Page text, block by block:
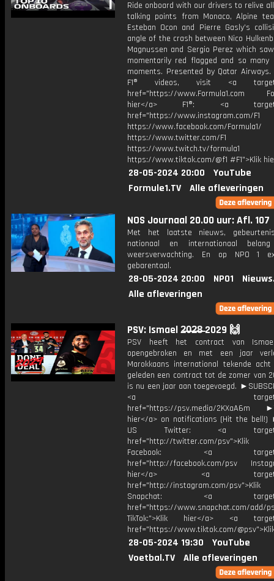
Ride onboard with our drivers to relive
talking points from Monaco, Alpine
Esteban Ocon and Pierre Gasly’s
angle of the crash between Nico
Magnussen and Sergio Perez which
momentarily red flagged and so many
moments. Presented by Qatar
F1® videos, visit <a
href="https://www.Formula1.com
hier</a> F1®: <a
href="https://www.instagram.com/F1
https://www.facebook.com/Formula1/
https://www.twitter.com/F1
https://www.twitch.tv/formula1
https://www.tiktok.com/@f1 #F1">Klik
28-05-2024 20:00
YouTube
Formule1.TV
Alle afleveringen
NOS Journaal 20.00 uur: Afl. 107
Met het laatste nieuws,
nationaal en internationaal
weersverwachting. En op NPO 1
gebarentaal.
28-05-2024 20:00 NPO1
Alle afleveringen
PSV: Ismael 2̶0̶2̶8̶ 2029 🙌
PSV heeft het contract van
opengebroken en met een jaar
Marokkaans international tekende acht
geleden een contract tot de zomer van
is nu een jaar aan toegevoegd.
<a
href="https://psv.media/2KXaA6m
hier</a> on notifications (Hit the bell!)
US Twitter: <a
href="http://twitter.com/psv">Klik
Facebook: <a
href="http://facebook.com/psv
hier</a> <a
href="http://instagram.com/
Snapchat: <a
href="https://www.snapchat.com/add/
TikTok:">Klik hier</a> <a
href="https://www.tiktok.com/
28-05-2024 19:30
YouTube
Voetbal.TV
Alle afleveringen